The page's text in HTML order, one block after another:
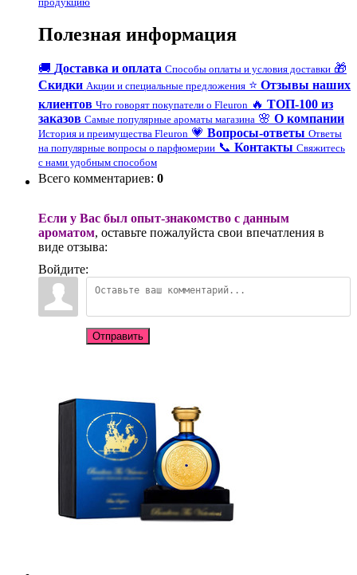
Полезная информация
🚚 Доставка и оплата Способы оплаты и условия доставки 🎁
Скидки Акции и специальные предложения ⭐ Отзывы наших
клиентов Что говорят покупатели о Fleuron 🔥 ТОП-100 из
заказов Самые популярные ароматы магазина 🌸 О компании
История и преимущества Fleuron 💗 Вопросы-ответы Ответы
на популярные вопросы о парфюмерии 📞 Контакты Свяжитесь
с нами удобным способом
Всего комментариев: 0
Если у Вас был опыт-знакомство с данным
ароматом, оставьте пожалуйста свои впечатления в
виде отзыва:
Войдите:
Отправить